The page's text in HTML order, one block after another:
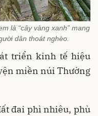
là “cây vàng xanh” mang
dân thoát nghèo.
triển kinh tế hiệu
miền núi Thường
đai phì nhiêu, phù